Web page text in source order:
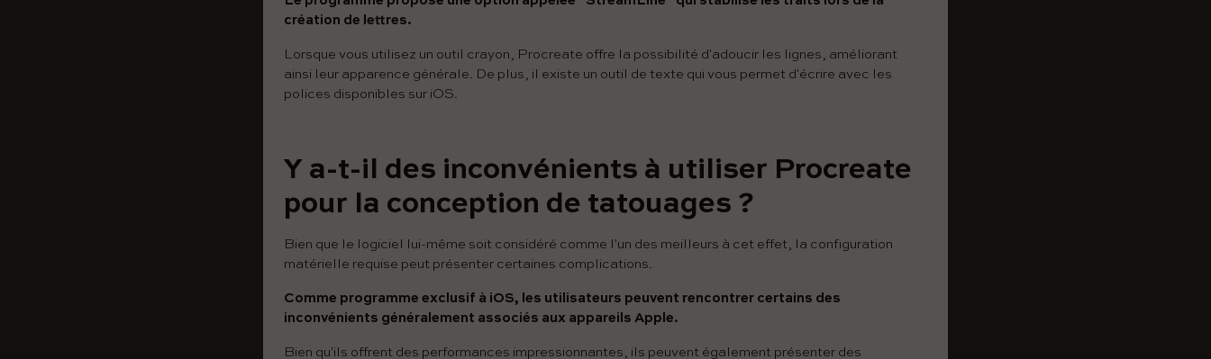
création de lettres.
Lorsque vous utilisez un outil crayon, Procreate offre la possibilité d'adoucir les lignes, améliorant
ainsi leur apparence générale. De plus, il existe un outil de texte qui vous permet d'écrire avec les
polices disponibles sur iOS.
Y a-t-il des inconvénients à utiliser Procreate
pour la conception de tatouages ​​?
Bien que le logiciel lui-même soit considéré comme l'un des meilleurs à cet effet, la configuration
matérielle requise peut présenter certaines complications.
Comme programme exclusif à iOS, les utilisateurs peuvent rencontrer certains des
inconvénients généralement associés aux appareils Apple.
Bien qu'ils offrent des performances impressionnantes, ils peuvent également présenter des